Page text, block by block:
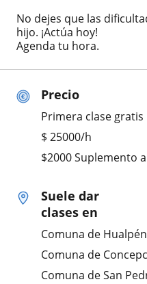
Precio
Primera clase gratis
$ 25000/h
$2000 Suplemento
Suele dar
clases en
Comuna de Hualpén
Comuna de
Comuna de San
No dejes que las
hijo. ¡Actúa hoy!
Agenda tu hora.